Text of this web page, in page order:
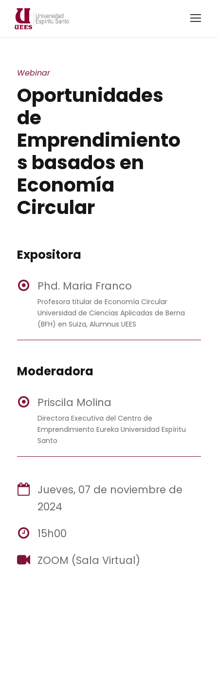
Webinar
Oportunidades
de
Emprendimiento
s basados en
Economía
Circular
Expositora
Phd. Maria Franco
Profesora titular de Economía Circular
Universidad de Ciencias Aplicadas de Berna
(BFH) en Suiza, Alumnus UEES
Moderadora
Priscila Molina
Directora Executiva del Centro de
Emprendimiento Eureka Universidad Espíritu
Santo
Jueves, 07 de noviembre de
2024
15h00
ZOOM (Sala Virtual)